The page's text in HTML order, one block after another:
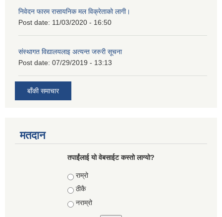
निवेदन फारम रासायनिक मल विक्रेताको लागी।
Post date: 11/03/2020 - 16:50
संस्थागत विद्यालयलाइ अत्यन्त जरुरी सूचना
Post date: 07/29/2019 - 13:13
बाँकी समाचार
मतदान
तपाईंलाई यो वेबसाईट कस्तो लाग्यो?
Choices
राम्रो
ठीकै
नराम्रो